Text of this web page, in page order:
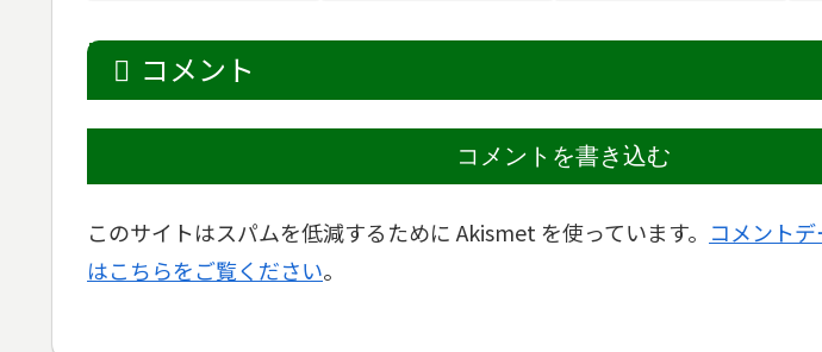
コメント
コメントを書き込む
このサイトはスパムを低減するために Akismet を使っています。 コメント
はこちらをご覧ください。